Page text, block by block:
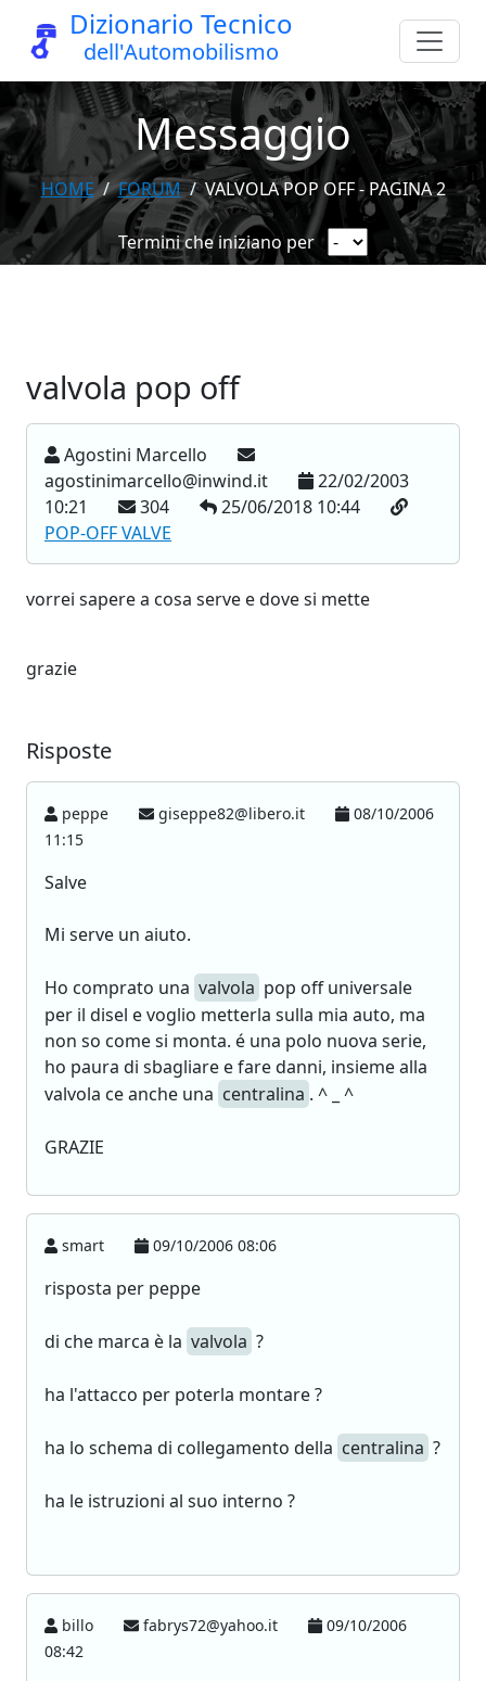
Dizionario Tecnico
dell'Automobilismo
Messaggio
HOME FORUM VALVOLA POP OFF - PAGINA 2
Termini che iniziano per
valvola pop off
Agostini Marcello
agostinimarcello@inwind.it
22/02/2003
10:21
304
25/06/2018 10:44
POP-OFF VALVE
vorrei sapere a cosa serve e dove si mette
grazie
Risposte
peppe giseppe82@libero.it
08/10/2006
11:15
Salve
Mi serve un aiuto.
Ho comprato una valvola pop off universale
per il disel e voglio metterla sulla mia auto, ma
non so come si monta. é una polo nuova serie,
ho paura di sbagliare e fare danni, insieme alla
valvola ce anche una centralina . ^ _ ^
GRAZIE
smart 09/10/2006 08:06
risposta per peppe
di che marca è la valvola ?
ha l'attacco per poterla montare ?
ha lo schema di collegamento della centralina ?
ha le istruzioni al suo interno ?
billo fabrys72@yahoo.it
09/10/2006
08:42